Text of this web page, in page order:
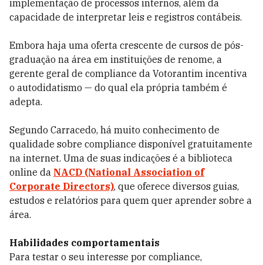
implementação de processos internos, além da
capacidade de interpretar leis e registros contábeis.
Embora haja uma oferta crescente de cursos de pós-
graduação na área em instituições de renome, a
gerente geral de compliance da Votorantim incentiva
o autodidatismo — do qual ela própria também é
adepta.
Segundo Carracedo, há muito conhecimento de
qualidade sobre compliance disponível gratuitamente
na internet. Uma de suas indicações é a biblioteca
online da NACD (National Association of
Corporate Directors), que oferece diversos guias,
estudos e relatórios para quem quer aprender sobre a
área.
Habilidades comportamentais
Para testar o seu interesse por compliance,